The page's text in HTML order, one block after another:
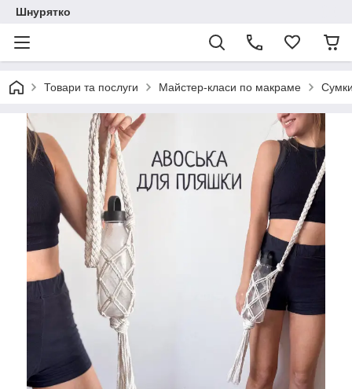
Шнурятко
Товари та послуги Майстер-класи по макраме